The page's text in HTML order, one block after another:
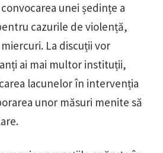
unei ședințe a
cazurile de violență,
La discuții vor
ai mai multor instituții,
lacunelor în intervenția
unor măsuri menite să